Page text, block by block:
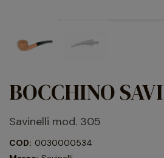
BOCCHINO
Savinelli mod. 305
COD: 0030000534